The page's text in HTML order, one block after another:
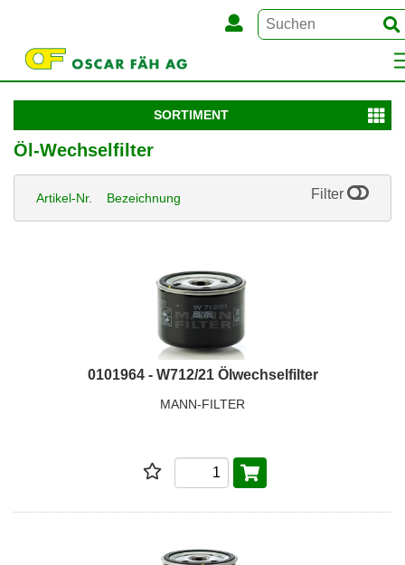
SORTIMENT
Öl-Wechselfilter
Artikel-Nr. Bezeichnung Filter
0101964 - W712/21 Ölwechselfilter
MANN-FILTER